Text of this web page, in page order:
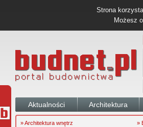
Strona
Możesz
Aktualności Architektura
» Architektura wnętrz
»